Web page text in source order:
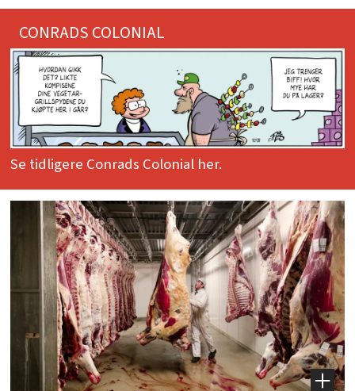
CONRADS COLONIAL
Se tidligere Conrads Colonial her.